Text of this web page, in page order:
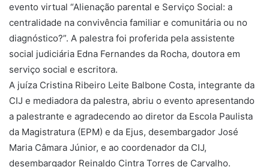
evento virtual “Alienação parental e Serviço Social: a
centralidade na convivência familiar e comunitária ou no
diagnóstico?”. A palestra foi proferida pela assistente
social judiciária Edna Fernandes da Rocha, doutora em
serviço social e escritora.
A juíza Cristina Ribeiro Leite Balbone Costa, integrante da
CIJ e mediadora da palestra, abriu o evento apresentando
a palestrante e agradecendo ao diretor da Escola Paulista
da Magistratura (EPM) e da Ejus, desembargador José
Maria Câmara Júnior, e ao coordenador da CIJ,
desembargador Reinaldo Cintra Torres de Carvalho.